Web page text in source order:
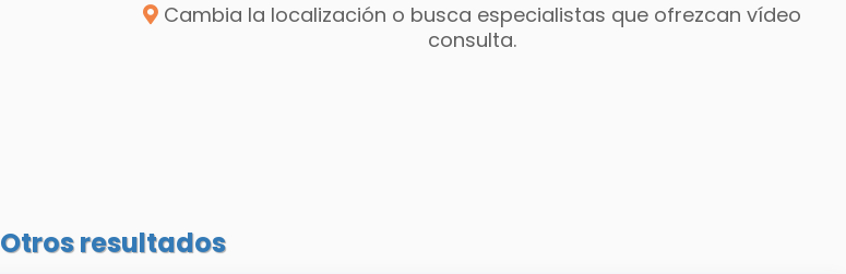
Cambia la localización o busca especialistas que ofrezcan vídeo
consulta.
Otros resultados